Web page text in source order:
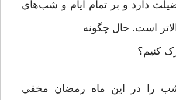
دارد و بر تمام ايام و شب‌هاي
است. حال چگونه
کنيم؟
شب را در اين ماه رمضان مخفي